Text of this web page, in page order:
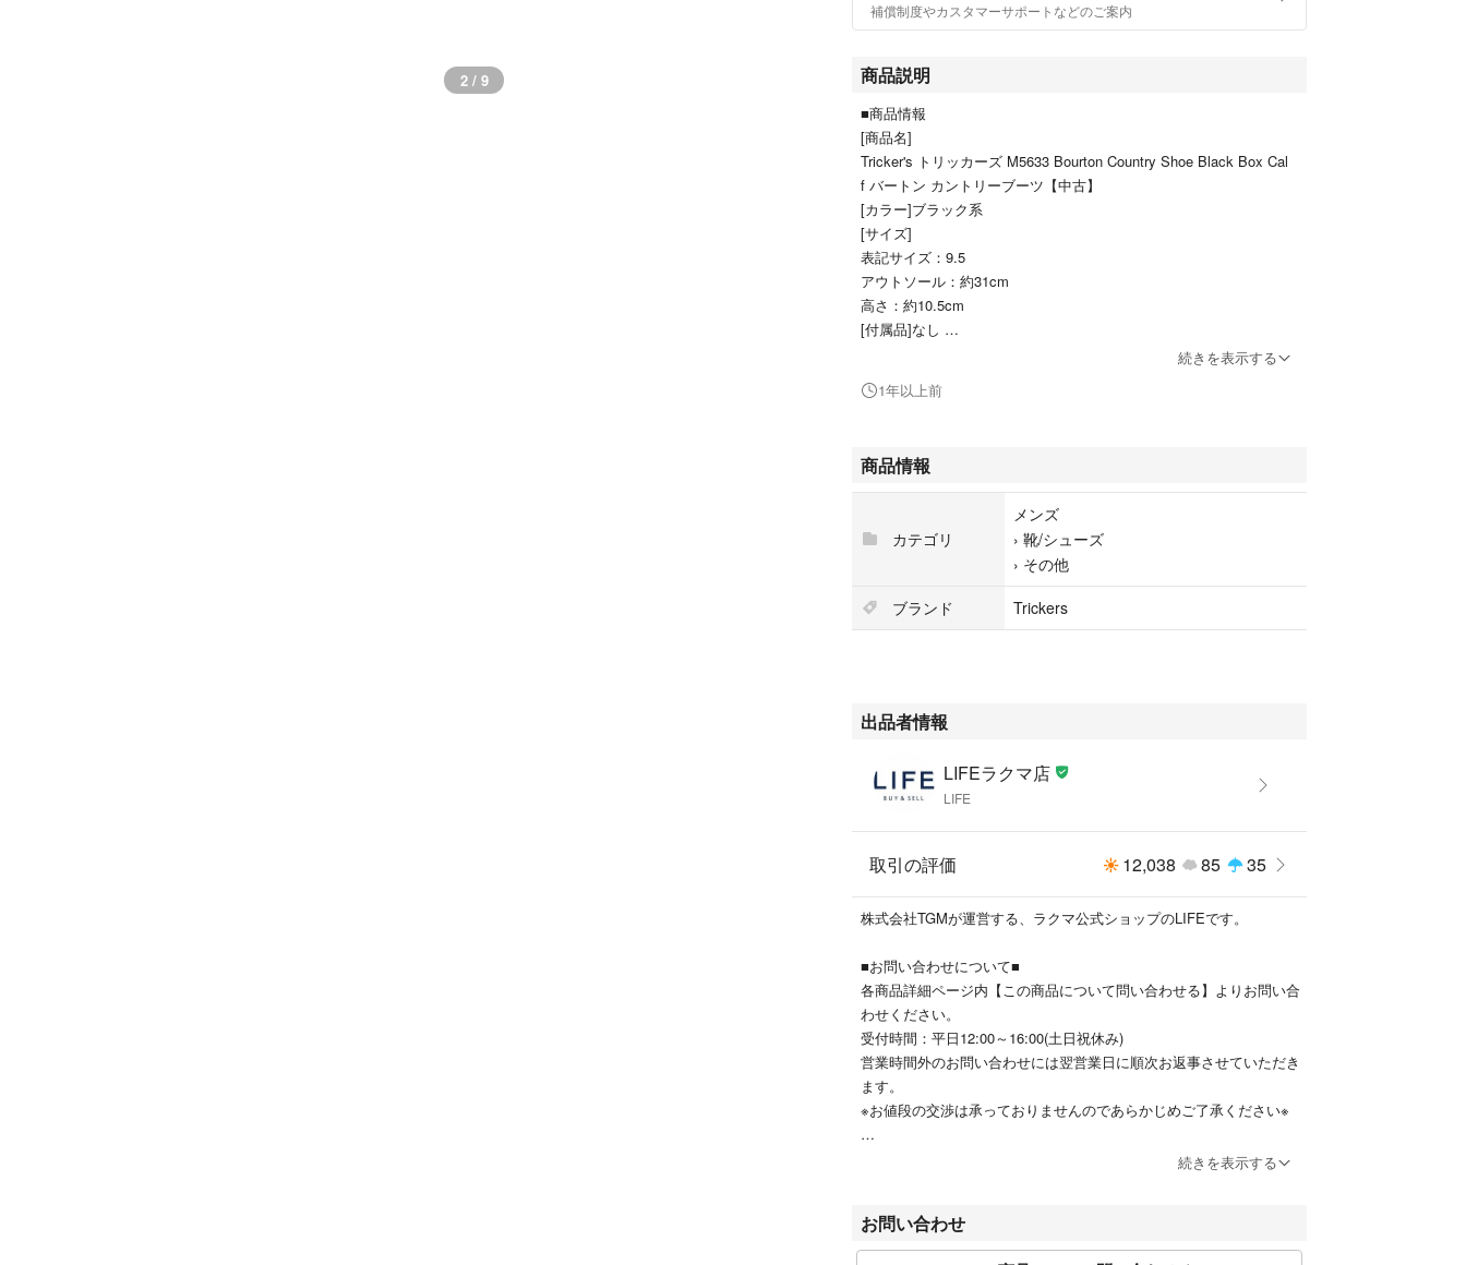
2 / 9
補償制度やカスタマーサポートなどのご案内
商品説明
■商品情報
[商品名]
Tricker's トリッカーズ M5633 Bourton Country Shoe Black Box Cal
f バートン カントリーブーツ【中古】
[カラー]ブラック系
[サイズ]
表記サイズ：9.5
アウトソール：約31cm
高さ：約10.5cm
[付属品]なし
※使用に伴う使用感、汚れ、キズ、スレ、シワなどはございます。中
[商品番号]5a25730in0056mab7
こちらの商品はラクマ公式パートナーのLIFEによって出品されていま
す。
続きを表示する
1年以上前
商品情報
カテゴリ
メンズ
› 靴/シューズ
› その他
ブランド
Trickers
出品者情報
LIFEラクマ店
LIFE
取引の評価 12,038 85 35
株式会社TGMが運営する、ラクマ公式ショップのLIFEです。
■お問い合わせについて■
各商品詳細ページ内【この商品について問い合わせる】よりお問い合
わせください。
受付時間：平日12:00～16:00(土日祝休み)
営業時間外のお問い合わせには翌営業日に順次お返事させていただき
ます。
※お値段の交渉は承っておりませんのであらかじめご了承ください※
恐れ入りますが翌営業日迄お待ちください。
到着日指定に関してはご注文日より７日以内の日付をご指定くださ
続きを表示する
お問い合わせ